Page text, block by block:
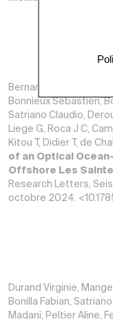
Bernard Pascal, Hello
Bonnieux Sébastien,
Satriano Claudio,
Liege G, Roca J C,
Kitou T, Didier T, de
of an Optical
Offshore Les
Research Letters,
octobre 2024.
Durand Virginie,
Bonilla Fabian,
Madani, Peltier Aline,